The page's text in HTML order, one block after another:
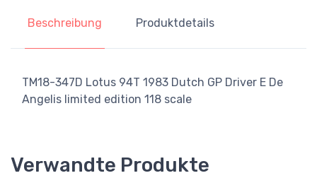
Beschreibung Produktdetails
TM18-347D Lotus 94T 1983 Dutch GP Driver E De
Angelis limited edition 118 scale
Verwandte Produkte